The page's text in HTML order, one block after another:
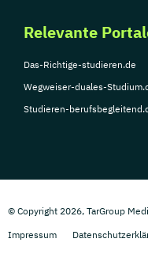
Relevante
Das-Richtige-studieren.de
Wegweiser-duales-
Studieren-
© Copyright 2026, TarGroup
Impressum